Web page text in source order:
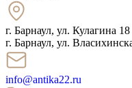
г. Барнаул, ул. Кулагина 18
г. Барнаул, ул.
info@antika22.ru